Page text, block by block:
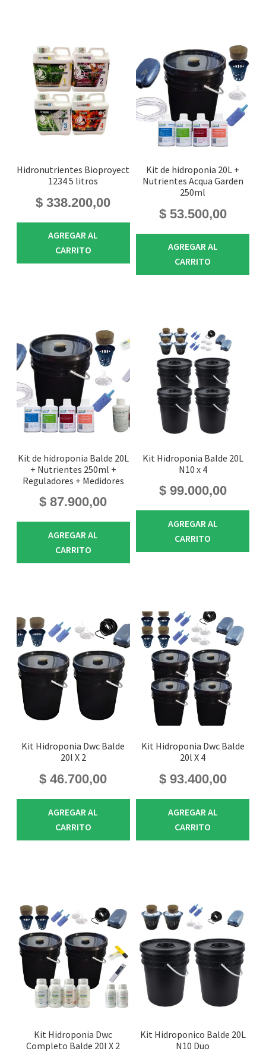
Hidronutrientes Bioproyect
1234 5 litros
$ 338.200,00
AGREGAR AL
CARRITO
Kit de hidroponia 20L +
Nutrientes Acqua Garden
250ml
$53.500,00
AGREGAR AL
CARRITO
Kit de hidroponia Balde 20L
+ Nutrientes 250ml +
Reguladores + Medidores
$ 87.900,00
AGREGAR AL
CARRITO
Kit Hidroponia Balde 20L
N10 x 4
$99.000,00
AGREGAR AL
CARRITO
Kit Hidroponia Dwc Balde
20l X 2
$ 46.700,00
AGREGAR AL
CARRITO
Kit Hidroponia Dwc Balde
20l X 4
$93.400,00
AGREGAR AL
CARRITO
Kit Hidroponia Dwc
Completo Balde 20l X 2
Kit Hidroponico Balde 20L
N10 Duo